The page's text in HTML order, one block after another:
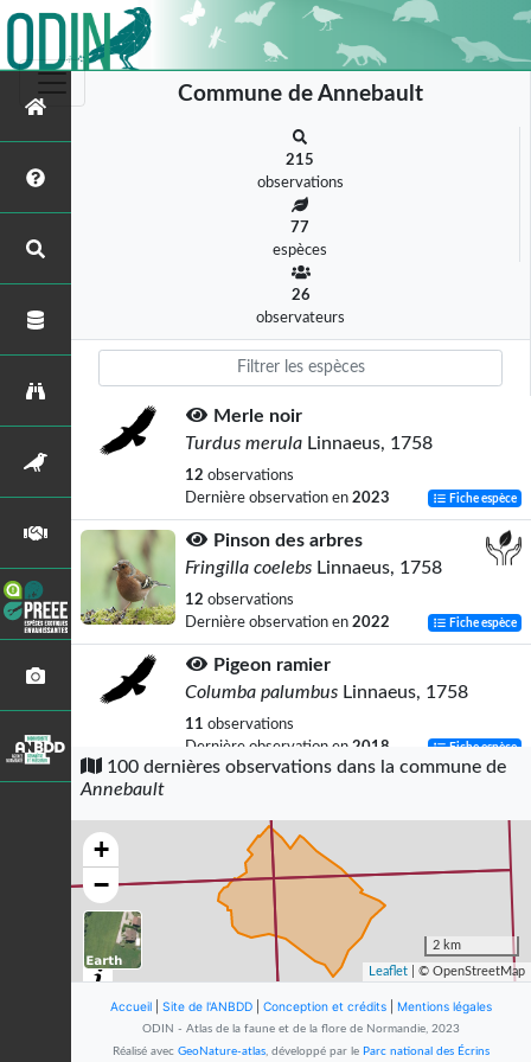
Commune de Annebault
215
observations
77
espèces
26
observateurs
Merle noir
Turdus merula Linnaeus, 1758
12 observations
Dernière observation en 2023 Fiche espèce
Pinson des arbres
Fringilla coelebs Linnaeus, 1758
12 observations
Dernière observation en 2022 Fiche espèce
Pigeon ramier
Columba palumbus Linnaeus, 1758
11 observations
Dernière observation en 2018 Fiche espèce
Erinaceus europaeusLinnaeus, 1758
observations
Dernière observation en2026 Fiche espèce
Renard roux
Vulpes vulpes(Linnaeus, 1758)
observations
Blaireau européen
100 dernières observations dans la commune de
Annebault
+
−
2 km
Leaflet | © OpenStreetMap
Accueil Site de l'ANBDD Conception et crédits Mentions légales
ODIN - Atlas de la faune et de la flore de Normandie, 2023
Réalisé avec GeoNature-atlas, développé par le Parc national des Écrins